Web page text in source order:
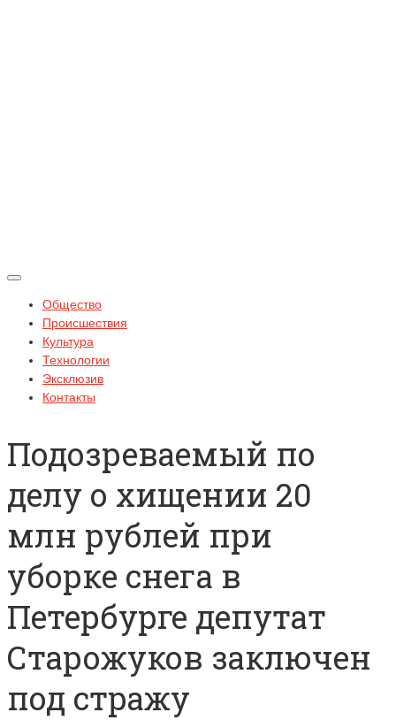
Общество
Происшествия
Культура
Технологии
Эксклюзив
Контакты
Подозреваемый по
делу о хищении 20
млн рублей при
уборке снега в
Петербурге депутат
Старожуков заключен
под стражу